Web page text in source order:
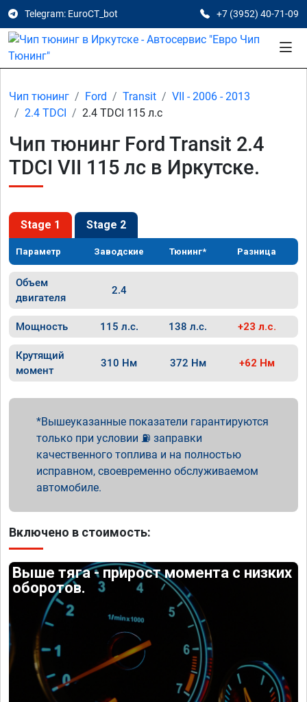
Telegram: EuroCT_bot +7 (3952) 40-71-09
Чип тюнинг Ford Transit
VII - 2006 - 2013
2.4 TDCI
2.4 TDCI 115 л.с
Чип тюнинг Ford Transit 2.4
TDCI VII 115 лс в Иркутске.
Stage 1 Stage 2
Параметр Заводские Тюнинг* Разница
Объем
двигателя
2.4
Мощность 115 л.с. 138 л.с. +23 л.с.
Крутящий
момент
310 Нм 372 Нм +62 Нм
Вышеуказанные показатели гарантируются
только при условии ⛽ заправки
качественного топлива и на полностью
исправном, своевременно обслуживаемом
автомобиле.
Включено в стоимость:
Выше тяга - прирост момента с низких
оборотов.